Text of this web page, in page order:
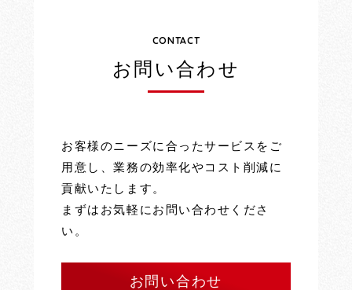
CONTACT
お問い合わせ
お客様のニーズに合ったサービスをご
用意し、業務の効率化やコスト削減に
貢献いたします。
まずはお気軽にお問い合わせくださ
い。
お問い合わせ